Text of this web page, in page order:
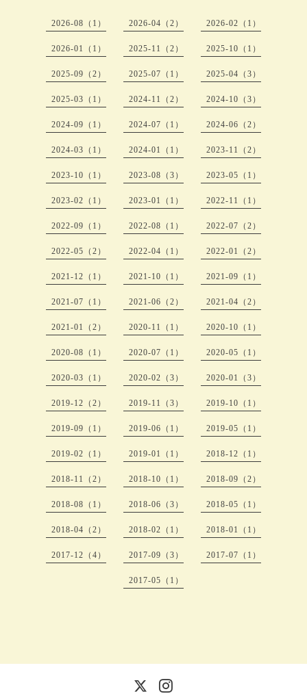
2026-08（1） 2026-04（2） 2026-02（1）
2026-01（1） 2025-11（2） 2025-10（1）
2025-09（2） 2025-07（1） 2025-04（3）
2025-03（1） 2024-11（2） 2024-10（3）
2024-09（1） 2024-07（1） 2024-06（2）
2024-03（1） 2024-01（1） 2023-11（2）
2023-10（1） 2023-08（3） 2023-05（1）
2023-02（1） 2023-01（1） 2022-11（1）
2022-09（1） 2022-08（1） 2022-07（2）
2022-05（2） 2022-04（1） 2022-01（2）
2021-12（1） 2021-10（1） 2021-09（1）
2021-07（1） 2021-06（2） 2021-04（2）
2021-01（2） 2020-11（1） 2020-10（1）
2020-08（1） 2020-07（1） 2020-05（1）
2020-03（1） 2020-02（3） 2020-01（3）
2019-12（2） 2019-11（3） 2019-10（1）
2019-09（1） 2019-06（1） 2019-05（1）
2019-02（1） 2019-01（1） 2018-12（1）
2018-11（2） 2018-10（1） 2018-09（2）
2018-08（1） 2018-06（3） 2018-05（1）
2018-04（2） 2018-02（1） 2018-01（1）
2017-12（4） 2017-09（3） 2017-07（1）
2017-05（1）